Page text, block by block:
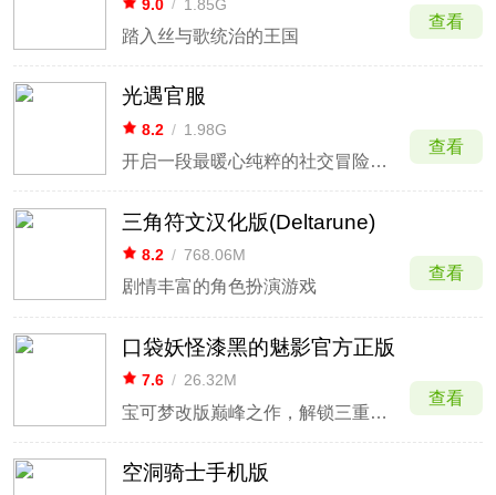
9.0 / 1.85G
踏入丝与歌统治的王国
查看
光遇官服
8.2 / 1.98G
开启一段最暖心纯粹的社交冒险体验
查看
三角符文汉化版(Deltarune)
8.2 / 768.06M
剧情丰富的角色扮演游戏
查看
口袋妖怪漆黑的魅影官方正版
7.6 / 26.32M
宝可梦改版巅峰之作，解锁三重平宇宙冒险
查看
空洞骑士手机版